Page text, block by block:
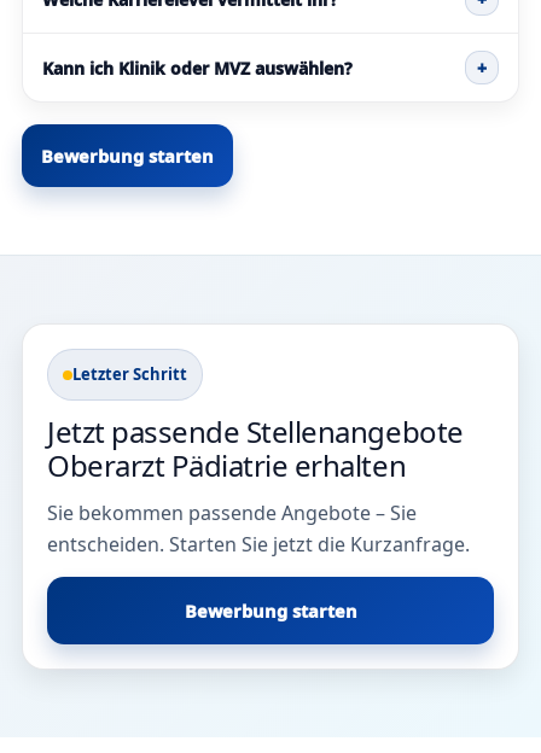
Kann ich Klinik oder MVZ auswählen? +
Bewerbung starten
Letzter Schritt
Jetzt passende Stellenangebote
Oberarzt Pädiatrie erhalten
Sie bekommen passende Angebote – Sie
entscheiden. Starten Sie jetzt die Kurzanfrage.
Bewerbung starten